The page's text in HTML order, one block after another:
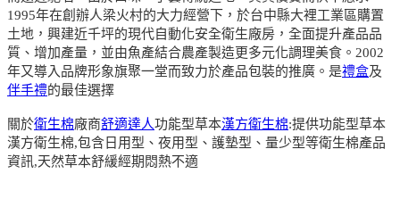
1995年在創辦人梁火村的大力經營下，於台中縣大裡工業區購置
土地，興建近千坪的現代自動化安全衛生廠房，全面提升產品品
質、增加產量，並由魚產結合農產製造更多元化調理美食。2002
年又導入品牌形象旗聚一堂而致力於產品包裝的推廣。是禮盒及
伴手禮的最佳選擇
關於衛生棉廠商舒適達人功能型草本漢方衛生棉:提供功能型草本
漢方衛生棉,包含日用型、夜用型、護墊型、量少型等衛生棉產品
資訊,天然草本舒緩經期悶熱不適